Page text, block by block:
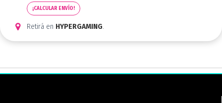
¡CALCULAR ENVÍO!
Retirá en HYPERGAMING.